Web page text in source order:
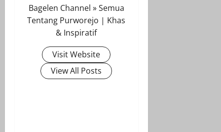
Bagelen Channel » Semua
Tentang Purworejo | Khas
& Inspiratif
Visit Website
View All Posts